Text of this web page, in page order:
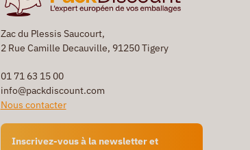
Zac du Plessis Saucourt,
2 Rue Camille Decauville, 91250 Tigery
01 71 63 15 00
info@packdiscount.com
Nous contacter
Inscrivez-vous à la newsletter et